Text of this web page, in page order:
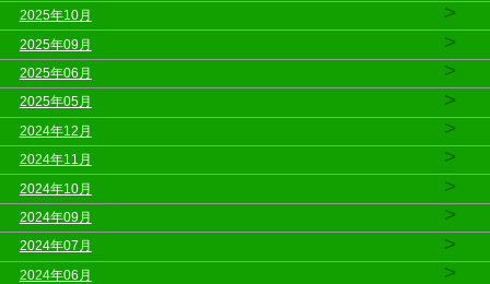
2025年10月 >
2025年09月 >
2025年06月 >
2025年05月 >
2024年12月 >
2024年11月 >
2024年10月 >
2024年09月 >
2024年07月 >
2024年06月 >